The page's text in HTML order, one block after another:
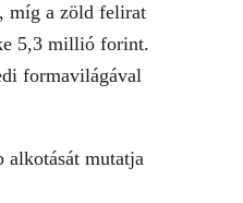
míg a zöld felirat
5,3 millió forint.
formavilágával
alkotását mutatja